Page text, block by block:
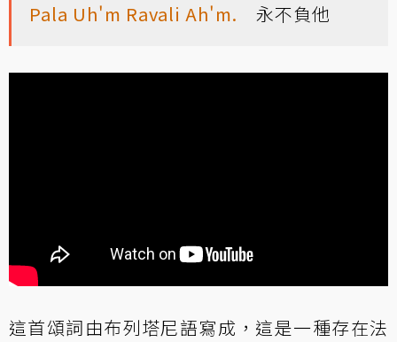
Pala Uh'm Ravali Ah'm. 永不負他
這首頌詞由布列塔尼語寫成，這是一種存在法